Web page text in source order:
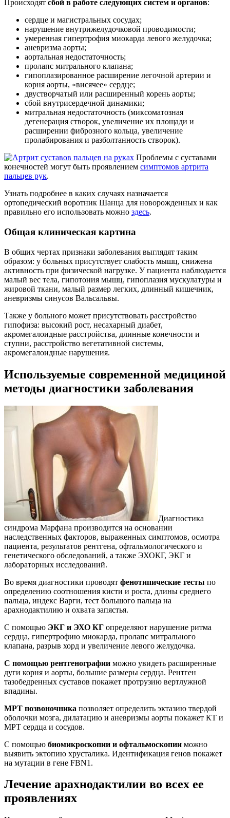
Происходят сбой в работе следующих систем и органов:
сердце и магистральных сосудах;
нарушение внутрижелудочковой проводимости;
умеренная гипертрофия миокарда левого желудочка;
аневризма аорты;
аортальная недостаточность;
пролапс митрального клапана;
гипоплазированное расширение легочной артерии и
корня аорты, «висячее» сердце;
двустворчатый или расширенный корень аорты;
сбой внутрисердечной динамики;
митральная недостаточность (миксоматозная
дегенерация створок, увеличение их площади и
расширении фиброзного кольца, увеличение
пролабирования и разболтанность створок).
Проблемы с суставами
конечностей могут быть проявлением симптомов артрита
пальцев рук.
Узнать подробнее в каких случаях назначается
ортопедический воротник Шанца для новорожденных и как
правильно его использовать можно здесь.
Общая клиническая картина
В общих чертах признаки заболевания выглядят таким
образом: у больных присутствует слабость мышц, снижена
активность при физической нагрузке. У пациента наблюдается
малый вес тела, гипотония мышц, гипоплазия мускулатуры и
жировой ткани, малый размер легких, длинный кишечник,
аневризмы синусов Вальсальвы.
Также у больного может присутствовать расстройство
гипофиза: высокий рост, несахарный диабет,
акромегалоидные расстройства, длинные конечности и
ступни, расстройство вегетативной системы,
акромегалоидные нарушения.
Используемые современной медициной
методы диагностики заболевания
Диагностика
синдрома Марфана производится на основании
наследственных факторов, выраженных симптомов, осмотра
пациента, результатов рентгена, офтальмологического и
генетического обследований, а также ЭХОКГ, ЭКГ и
лабораторных исследований.
Во время диагностики проводят фенотипические тесты по
определению соотношения кисти и роста, длины среднего
пальца, индекс Варги, тест большого пальца на
арахнодактилию и охвата запястья.
С помощью ЭКГ и ЭХО КГ определяют нарушение ритма
сердца, гипертрофию миокарда, пролапс митрального
клапана, разрыв хорд и увеличение левого желудочка.
С помощью рентгенографии можно увидеть расширенные
дуги корня и аорты, большие размеры сердца. Рентген
тазобедренных суставов покажет протрузию вертлужной
впадины.
МРТ позвоночника позволяет определить эктазию твердой
оболочки мозга, дилатацию и аневризмы аорты покажет КТ и
МРТ сердца и сосудов.
С помощью биомикроскопии и офтальмоскопии можно
выявить эктопию хрусталика. Идентификация генов покажет
на мутации в гене FBN1.
Лечение арахнодактилии во всех ее
проявлениях